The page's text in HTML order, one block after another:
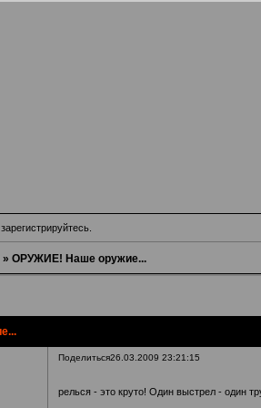
зарегистрируйтесь
» ОРУЖИЕ! Наше оружие...
Поделиться26.03.2009 23:21:15
релься - это круто! Один выстрел - один